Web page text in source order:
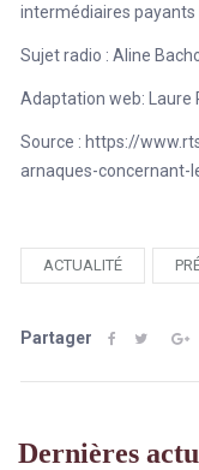
intermédiaires payants
Sujet radio : Aline
Adaptation web: Laure
Source : https://
arnaques-concernant-
ACTUALITÉ
Partager
Dernières